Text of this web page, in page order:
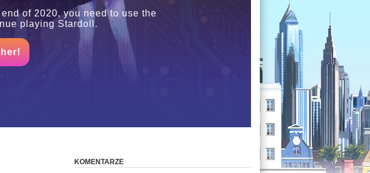
of 2020, you need to use the
playing Stardoll.
KOMENTARZE